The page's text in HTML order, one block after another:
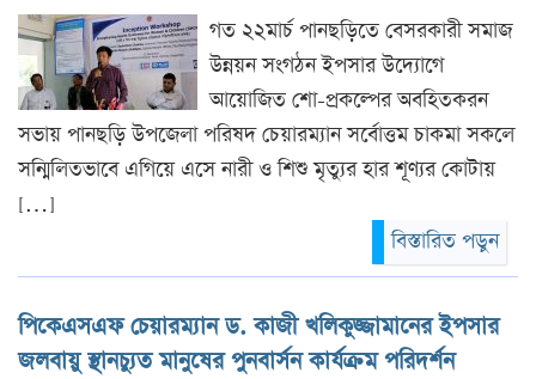
গত ২২মার্চ পানছড়িতে বেসরকারী সমাজ
উন্নয়ন সংগঠন ইপসার উদ্যোগে
আয়োজিত শো-প্রকল্পের অবহিতকরন
সভায় পানছড়ি উপজেলা পরিষদ চেয়ারম্যান সর্বোত্তম চাকমা সকলে
সন্মিলিতভাবে এগিয়ে এসে নারী ও শিশু মৃত্যুর হার শূণ্যর কোটায়
[…]
বিস্তারিত পড়ুন
পিকেএসএফ চেয়ারম্যান ড. কাজী খলিকুজ্জামানের ইপসার
জলবায়ু স্থানচ্যুত মানুষের পুনবার্সন কার্যক্রম পরিদর্শন